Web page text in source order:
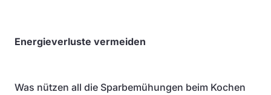
Energieverluste vermeiden
Was nützen all die Sparbemühungen beim Kochen